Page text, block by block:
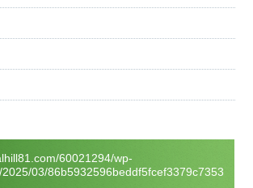
60021294/wp-
03/86b5932596beddf5fcef3379c7353